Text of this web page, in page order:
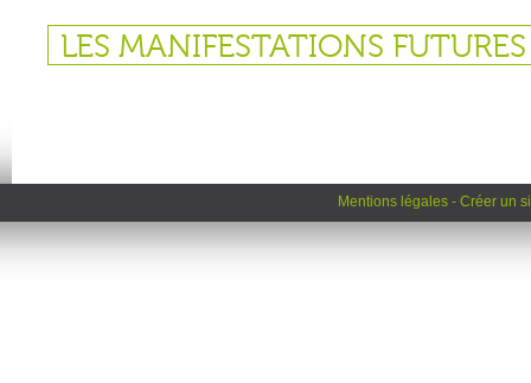
LES MANIFESTATIONS FUTURES
Mentions légales - Créer un